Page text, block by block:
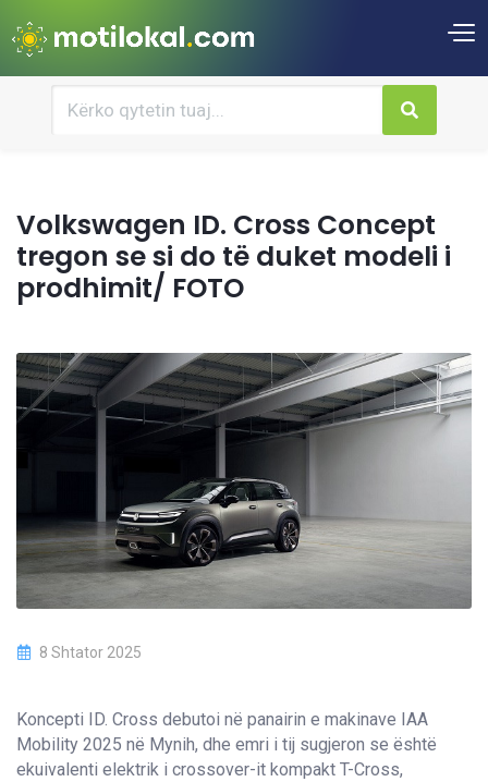
Volkswagen ID. Cross Concept
tregon se si do të duket modeli i
prodhimit/ FOTO
8 Shtator 2025
Koncepti ID. Cross debutoi në panairin e makinave IAA
Mobility 2025 në Mynih, dhe emri i tij sugjeron se është
ekuivalenti elektrik i crossover-it kompakt T-Cross,